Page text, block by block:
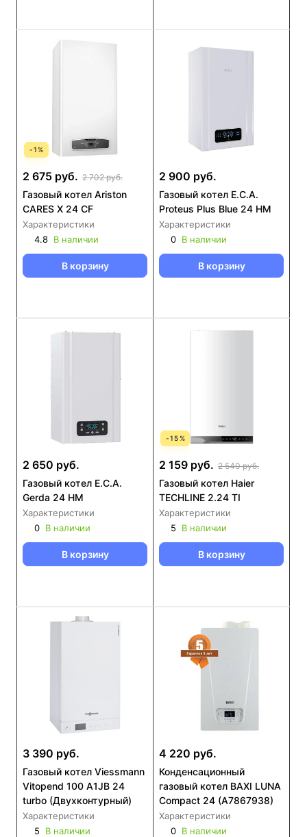
-1%
2 675 руб. 2 702 руб.
Газовый котел Ariston
CARES X 24 CF
Характеристики
4.8 В наличии
В корзину
2 900 руб.
Газовый котел E.C.A.
Proteus Plus Blue 24 HM
Характеристики
0 В наличии
В корзину
2 650 руб.
Газовый котел E.C.A.
Gerda 24 HM
Характеристики
0 В наличии
В корзину
-15%
2 159 руб. 2 540 руб.
Газовый котел Haier
TECHLINE 2.24 TI
Характеристики
5
В наличии
В корзину
3 390 руб.
Газовый котел Viessmann
Vitopend 100 A1JB 24
turbo (Двухконтурный)
Характеристики
5
В наличии
4 220 руб.
Конденсационный
газовый котел BAXI LUNA
Compact 24 (А7867938)
Характеристики
0 В наличии